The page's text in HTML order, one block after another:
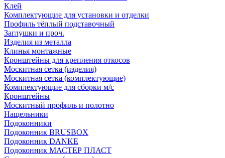
Клей
Комплектующие для установки и отделки
Профиль тёплый подставочный
Заглушки и проч.
Изделия из металла
Клинья монтажные
Кронштейны для крепления откосов
Москитная сетка (изделия)
Москитная сетка (комплектующие)
Комплектующие для сборки м/с
Кронштейны
Москитный профиль и полотно
Нащельники
Подоконники
Подоконник BRUSBOX
Подоконник DANKE
Подоконник МАСТЕР ПЛАСТ